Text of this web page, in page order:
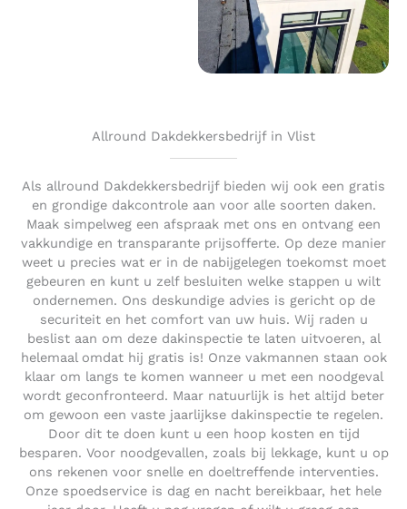
Allround Dakdekkersbedrijf in Vlist
Als allround Dakdekkersbedrijf bieden wij ook een gratis
en grondige dakcontrole aan voor alle soorten daken.
Maak simpelweg een afspraak met ons en ontvang een
vakkundige en transparante prijsofferte. Op deze manier
weet u precies wat er in de nabijgelegen toekomst moet
gebeuren en kunt u zelf besluiten welke stappen u wilt
ondernemen. Ons deskundige advies is gericht op de
securiteit en het comfort van uw huis. Wij raden u
beslist aan om deze dakinspectie te laten uitvoeren, al
helemaal omdat hij gratis is! Onze vakmannen staan ook
klaar om langs te komen wanneer u met een noodgeval
wordt geconfronteerd. Maar natuurlijk is het altijd beter
om gewoon een vaste jaarlijkse dakinspectie te regelen.
Door dit te doen kunt u een hoop kosten en tijd
besparen. Voor noodgevallen, zoals bij lekkage, kunt u op
ons rekenen voor snelle en doeltreffende interventies.
Onze spoedservice is dag en nacht bereikbaar, het hele